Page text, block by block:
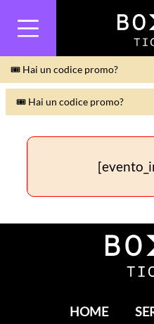
🎟 Hai un codice promo?
🎟 Hai un codice promo?
HOME